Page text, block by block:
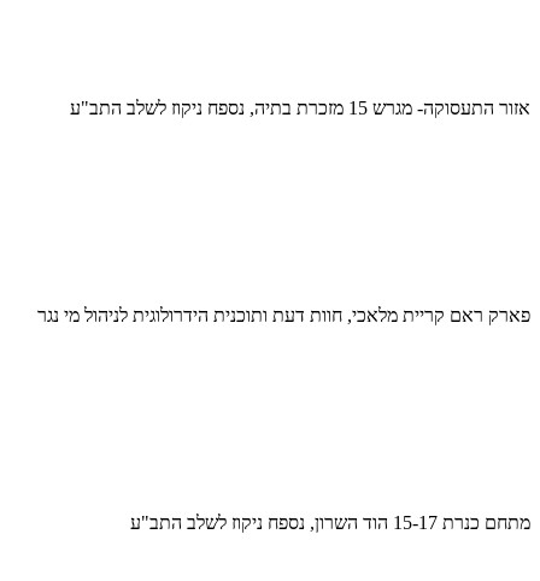
אזור התעסוקה- מגרש 15 מזכרת בתיה, נספח ניקוז לשלב התב"ע
פארק ראם קריית מלאכי, חוות דעת ותוכנית הידרולוגית לניהול מי נגר
מתחם כנרת 15-17 הוד השרון, נספח ניקוז לשלב התב"ע